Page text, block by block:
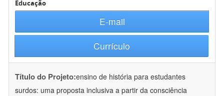
Educação
E-mail
Currículo
Título do Projeto:ensino de história para estudantes
surdos: uma proposta inclusiva a partir da consciência